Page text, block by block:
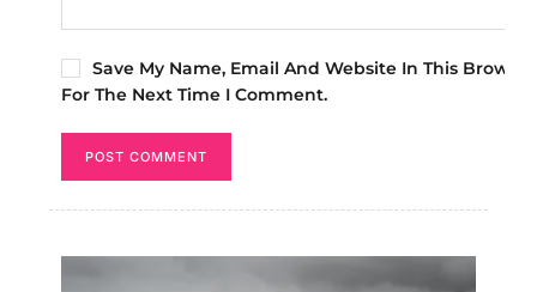
Save My Name, Email And Website In This Browser
For The Next Time I Comment.
POST COMMENT